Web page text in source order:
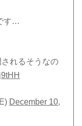
す…
れるそうなの
December 10,